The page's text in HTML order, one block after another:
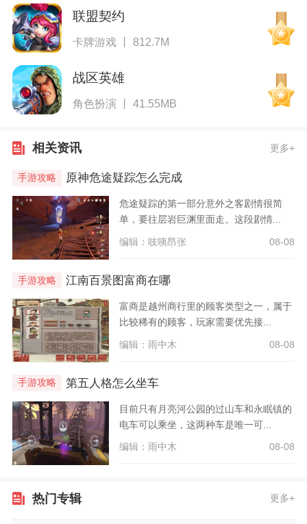
联盟契约
卡牌游戏 丨 812.7M
战区英雄
角色扮演 丨 41.55MB
相关资讯 更多+
手游攻略 原神危途疑踪怎么完成
危途疑踪的第一部分意外之客剧情很简
单，要往层岩巨渊里面走。这段剧情...
编辑：吱咦昂张 08-08
手游攻略 江南百景图富商在哪
富商是越州商行里的顾客类型之一，属于
比较稀有的顾客，玩家需要优先接...
编辑：雨中木 08-08
手游攻略 第五人格怎么坐车
目前只有月亮河公园的过山车和永眠镇的
电车可以乘坐，这两种车是唯一可...
编辑：雨中木 08-08
热门专辑 更多+